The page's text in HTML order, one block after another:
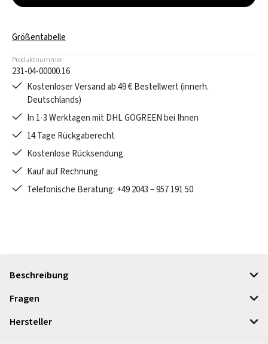
Größentabelle
Produktnummer:
231-04-00000.16
Kostenloser Versand ab 49 € Bestellwert (innerh.
Deutschlands)
In 1-3 Werktagen mit DHL GOGREEN bei Ihnen
14 Tage Rückgaberecht
Kostenlose Rücksendung
Kauf auf Rechnung
Telefonische Beratung: +49 2043 – 957 191 50
Beschreibung
Fragen
Hersteller